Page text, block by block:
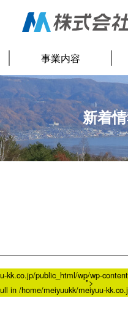
事業内容
新着
kk.co.jp/public_html/wp/wp-
">
in /home/meiyuukk/meiyuu-